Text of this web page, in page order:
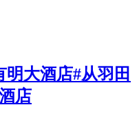
大酒店#从羽田
店